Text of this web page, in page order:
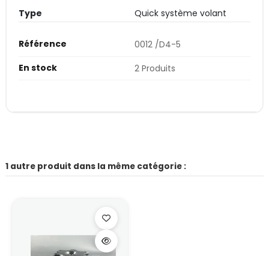
Type Quick système volant
Référence
0012 /D4-5
En stock
2 Produits
1 autre produit dans la même catégorie :